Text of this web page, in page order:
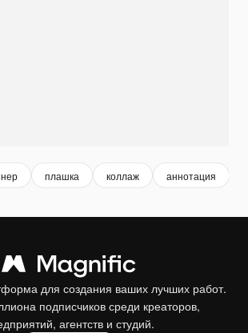
плашка коллаж аннотация
для создания ваших лучших работ.
подписчиков среди креаторов,
агентств и студий.